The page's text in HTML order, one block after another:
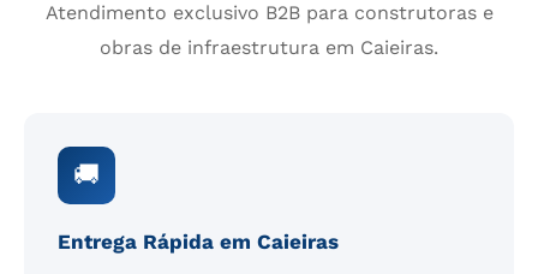
Atendimento exclusivo B2B para construtoras e
obras de infraestrutura em Caieiras.
🚚
Entrega Rápida em Caieiras